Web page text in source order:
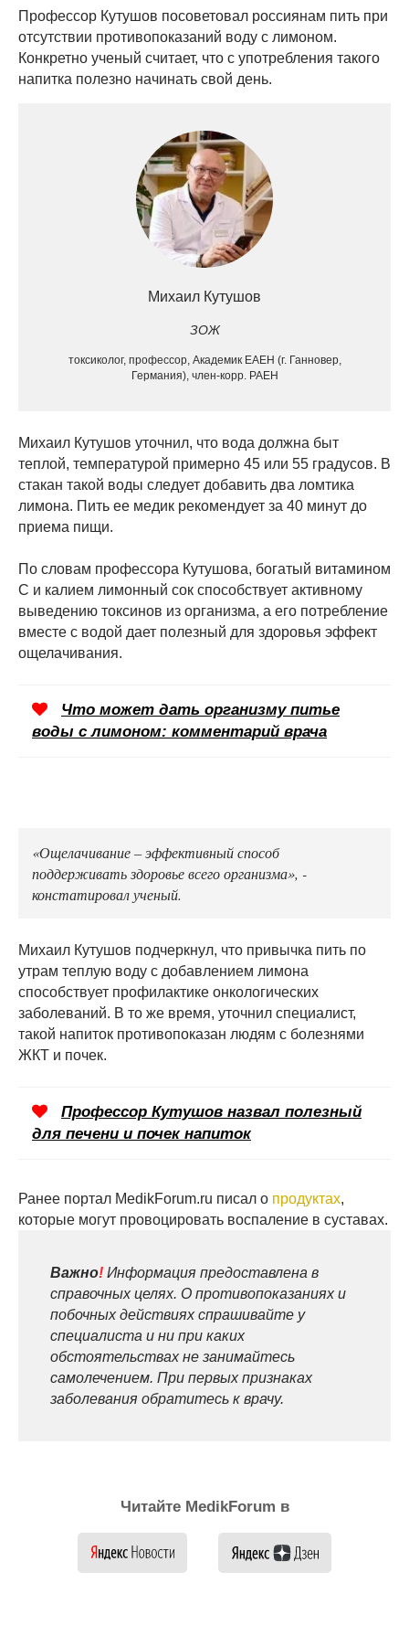
Профессор Кутушов посоветовал россиянам пить при
отсутствии противопоказаний воду с лимоном.
Конкретно ученый считает, что с употребления такого
напитка полезно начинать свой день.
Михаил Кутушов
ЗОЖ
токсиколог, профессор, Академик ЕАЕН (г. Ганновер,
Германия), член-корр. РАЕН
Михаил Кутушов уточнил, что вода должна быт
теплой, температурой примерно 45 или 55 градусов. В
стакан такой воды следует добавить два ломтика
лимона. Пить ее медик рекомендует за 40 минут до
приема пищи.
По словам профессора Кутушова, богатый витамином
С и калием лимонный сок способствует активному
выведению токсинов из организма, а его потребление
вместе с водой дает полезный для здоровья эффект
ощелачивания.
Что может дать организму питье
воды с лимоном: комментарий врача
«Ощелачивание – эффективный способ
поддерживать здоровье всего организма», -
констатировал ученый.
Михаил Кутушов подчеркнул, что привычка пить по
утрам теплую воду с добавлением лимона
способствует профилактике онкологических
заболеваний. В то же время, уточнил специалист,
такой напиток противопоказан людям с болезнями
ЖКТ и почек.
Профессор Кутушов назвал полезный
для печени и почек напиток
Ранее портал MedikForum.ru писал о продуктах,
которые могут провоцировать воспаление в суставах.
Важно! Информация предоставлена в
справочных целях. О противопоказаниях и
побочных действиях спрашивайте у
специалиста и ни при каких
обстоятельствах не занимайтесь
самолечением. При первых признаках
заболевания обратитесь к врачу.
Читайте MedikForum в